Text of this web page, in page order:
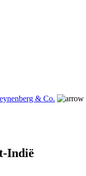
& Co.
Indië